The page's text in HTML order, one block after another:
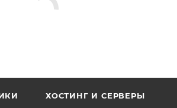
ХОСТИНГ И СЕРВЕРЫ